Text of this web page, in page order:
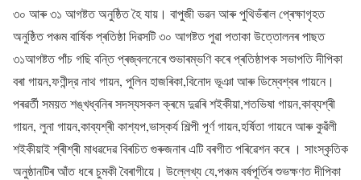
৩০ আৰু ৩১ আগষ্টত অনুষ্ঠিত হৈ যায়। বাপুজী ভৱন আৰু পুথিভঁৰাল প্ৰেক্ষাগৃহত
অনুষ্ঠিত পঞ্চম বাৰ্ষিক প্ৰতিষ্ঠা দিৱসটি ৩০ আগষ্টত পুৱা পতাকা উত্তোলনৰ পাছত
৩১আগষ্টত পাঁচ গছি বন্তি প্ৰজ্বলনেৰে শুভাৰম্ভণি কৰে প্ৰতিষ্ঠাপক সভাপতি দীপিকা
বৰা গায়ন,ফণীন্দ্র নাথ গায়ন, পুলিন হাজৰিকা,বিনোদ ভূঞা আৰু ডিম্বেশ্বৰ গায়নে।
পৰৱৰ্তী সময়ত শঙ্খধ্বনিৰ সদস্যসকল ক্ৰমে দুৱৰি শইকীয়া,শতভিষা গায়ন,কাব্যশ্ৰী
গায়ন, লুনা গায়ন,কাব্যশ্ৰী কাশ্যপ,ভাস্কর্য শিল্পী পূৰ্ণ গায়ন,হৰ্ষিতা গায়নে আৰু কুৱঁলী
শইকীয়াই শ্ৰীশ্ৰী মাধৱদেৱ বিৰচিত গুৰুজনাৰ এটি বৰগীত পৰিৱেশন কৰে । সাংস্কৃতিক
অনুষ্ঠানটিৰ আঁত ধৰে চুমকী বৈৰাগীয়ে। উল্লেখ্য যে,পঞ্চম বৰ্ষপূৰ্তিৰ শুভক্ষণত দীপিকা